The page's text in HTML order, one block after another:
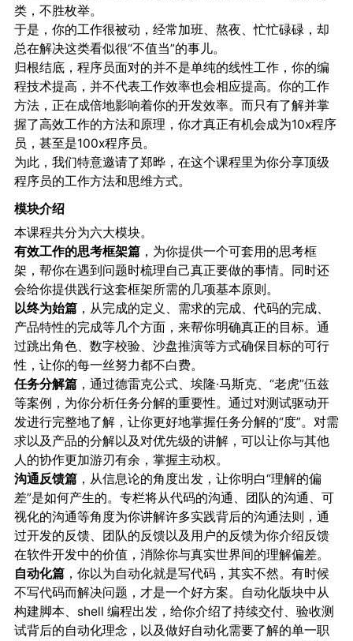
类，不胜枚举。
于是，你的工作很被动，经常加班、熬夜、忙忙碌碌，却
总在解决这类看似很“不值当”的事儿。
归根结底，程序员面对的并不是单纯的线性工作，你的编
程技术提高，并不代表工作效率也会相应提高。你的工作
方法，正在成倍地影响着你的开发效率。而只有了解并掌
握了高效工作的方法和原理，你才真正有机会成为10x程序
员，甚至是100x程序员。
为此，我们特意邀请了郑晔，在这个课程里为你分享顶级
程序员的工作方法和思维方式。
模块介绍
本课程共分为六大模块。
有效工作的思考框架篇，为你提供一个可套用的思考框
架，帮你在遇到问题时梳理自己真正要做的事情。同时还
会给你提供践行这套框架所需的几项基本原则。
以终为始篇，从完成的定义、需求的完成、代码的完成、
产品特性的完成等几个方面，来帮你明确真正的目标。通
过跳出角色、数字校验、沙盘推演等方式确保目标的可行
性，让你的每一丝努力都不白费。
任务分解篇，通过德雷克公式、埃隆·马斯克、“老虎”伍兹
等案例，为你分析任务分解的重要性。通过对测试驱动开
发进行完整地了解，让你更好地掌握任务分解的“度”。对需
求以及产品的分解以及对优先级的讲解，可以让你与其他
人的协作更加游刃有余，掌握主动权。
沟通反馈篇，从信息论的角度出发，让你明白“理解的偏
差”是如何产生的。专栏将从代码的沟通、团队的沟通、可
视化的沟通等角度为你讲解许多实践背后的沟通法则，通
过开发的反馈、团队的反馈以及用户的反馈为你介绍反馈
在软件开发中的价值，消除你与真实世界间的理解偏差。
自动化篇，你以为自动化就是写代码，其实不然。有时候
不写代码而解决问题，才是一个好方案。自动化版块中从
构建脚本、shell 编程出发，给你介绍了持续交付、验收测
试背后的自动化理念，以及做好自动化需要了解的单一职